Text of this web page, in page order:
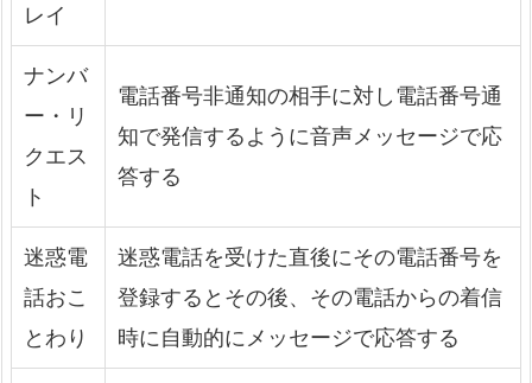
レイ
ナンバ
ー・リ
クエス
ト
電話番号非通知の相手に対し電話番号通
知で発信するように音声メッセージで応
答する
迷惑電
話おこ
とわり
迷惑電話を受けた直後にその電話番号を
登録するとその後、その電話からの着信
時に自動的にメッセージで応答する